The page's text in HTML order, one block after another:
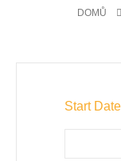
DOMŮ
Start Date